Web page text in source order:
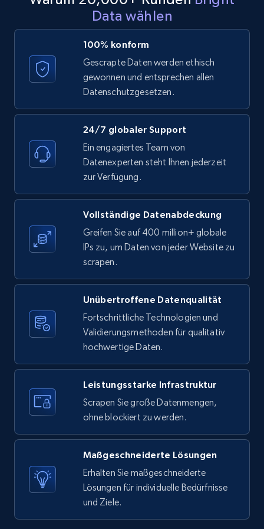
URL, ID, User id, Use url, Title, Headline, Post
text, Date posted, and more.
11.3K+ 1.5K+ Gratis testen
LinkedIn posts - Discover new posts
URL, ID, User id, Use url, Title, Headline, Post
text, Date posted, and more.
11.3K+ 1.5K+ Gratis testen
X (formerly Twitter) - Posts
ID, User posted, Name, Description, Date
posted, Photos, URL, Quoted post, and more.
10.4K+ 1.2K+ Gratis testen
Twitter posts URLs
ID, User posted, Name, Description, Date
posted, Photos, URL, Quoted post, and more.
1.2K+
Data wählen
100% konform
Gescrapte Daten werden ethisch
gewonnen und entsprechen allen
Datenschutzgesetzen.
24/7 globaler Support
Ein engagiertes Team von
Datenexperten steht Ihnen jederzeit
zur Verfügung.
Vollständige Datenabdeckung
Greifen Sie auf 400 million+ globale
IPs zu, um Daten von jeder Website zu
scrapen.
Unübertroffene Datenqualität
Fortschrittliche Technologien und
Validierungsmethoden für qualitativ
hochwertige Daten.
Leistungsstarke Infrastruktur
Scrapen Sie große Datenmengen,
ohne blockiert zu werden.
Maßgeschneiderte Lösungen
Erhalten Sie maßgeschneiderte
Lösungen für individuelle Bedürfnisse
und Ziele.